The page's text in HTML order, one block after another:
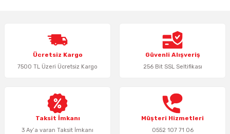
Ürün resmi kalitesiz, bozuk veya görüntülenemiyor.
Ürün açıklamasında eksik bilgiler bulunuyor.
Ürün bilgilerinde hatalar bulunuyor.
Bu ürüne benzer farklı alternatifler olmalı.
Ücretsiz Kargo
7500 TL Üzeri Ücretsiz Kargo
Güvenli Alışveriş
256 Bit SSL Seltifikası
Taksit İmkanı
3 Ay’a varan Taksit İmkanı
Müşteri Hizmetleri
0552 107 71 06